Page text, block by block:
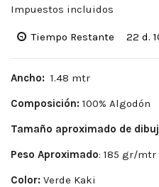
Impuestos incluidos
Tiempo Restante 22 d.
Ancho: 1.48 mtr
Composición: 100% Algodón
Tamaño aproximado de
Peso Aproximado: 185 gr/mtr
Color: Verde Kaki